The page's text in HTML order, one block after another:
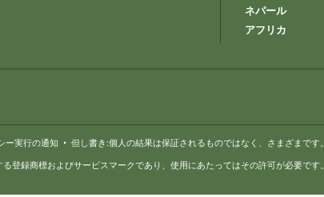
ネパール
アフリカ
ー実行の通知 • 但し書き:個人の結果は保証されるものではなく、さまざまです。
商標およびサービスマークであり、使用にあたってはその許可が必要です。